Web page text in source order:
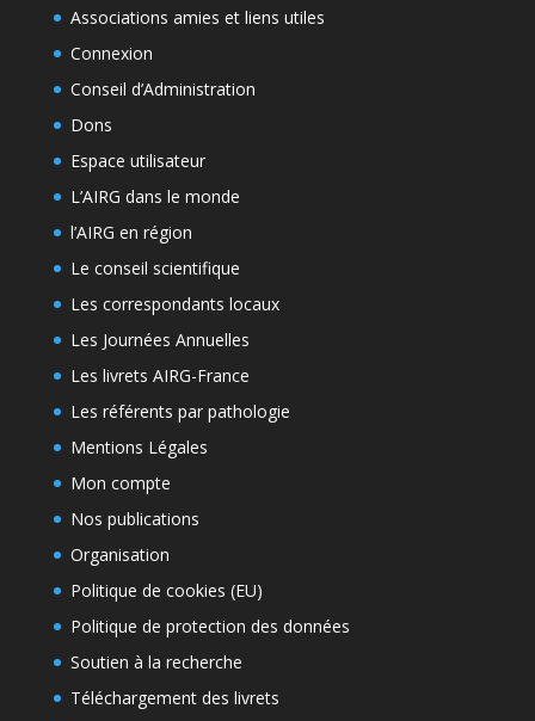
Associations amies et liens utiles
Connexion
Conseil d’Administration
Dons
Espace utilisateur
L’AIRG dans le monde
l’AIRG en région
Le conseil scientifique
Les correspondants locaux
Les Journées Annuelles
Les livrets AIRG-France
Les référents par pathologie
Mentions Légales
Mon compte
Nos publications
Organisation
Politique de cookies (EU)
Politique de protection des données
Soutien à la recherche
Téléchargement des livrets